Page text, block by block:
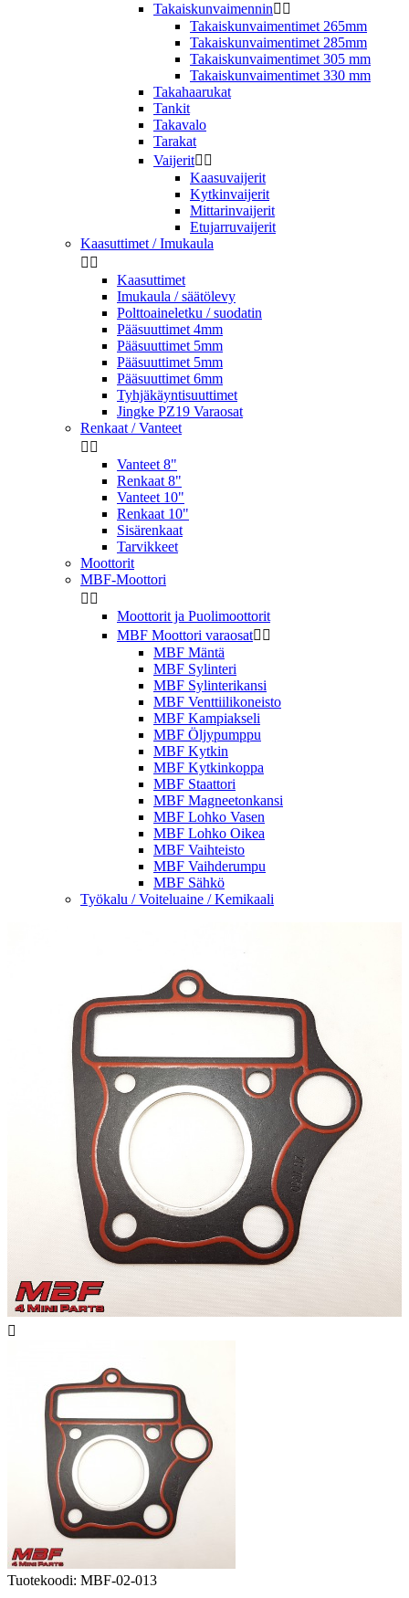
Takaiskunvaimennin 
Takaiskunvaimentimet 265mm
Takaiskunvaimentimet 285mm
Takaiskunvaimentimet 305 mm
Takaiskunvaimentimet 330 mm
Takahaarukat
Tankit
Takavalo
Tarakat
Vaijerit 
Kaasuvaijerit
Kytkinvaijerit
Mittarinvaijerit
Etujarruvaijerit
Kaasuttimet / Imukaula
 
Kaasuttimet
Imukaula / säätölevy
Polttoaineletku / suodatin
Pääsuuttimet 4mm
Pääsuuttimet 5mm
Pääsuuttimet 5mm
Pääsuuttimet 6mm
Tyhjäkäyntisuuttimet
Jingke PZ19 Varaosat
Renkaat / Vanteet
 
Vanteet 8"
Renkaat 8"
Vanteet 10"
Renkaat 10"
Sisärenkaat
Tarvikkeet
Moottorit
MBF-Moottori
 
Moottorit ja Puolimoottorit
MBF Moottori varaosat 
MBF Mäntä
MBF Sylinteri
MBF Sylinterikansi
MBF Venttiilikoneisto
MBF Kampiakseli
MBF Öljypumppu
MBF Kytkin
MBF Kytkinkoppa
MBF Staattori
MBF Magneetonkansi
MBF Lohko Vasen
MBF Lohko Oikea
MBF Vaihteisto
MBF Vaihderumpu
MBF Sähkö
Työkalu / Voiteluaine / Kemikaali

Tuotekoodi: MBF-02-013